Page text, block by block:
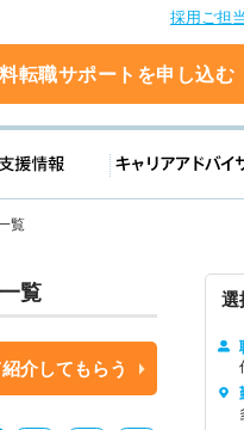
採用ご担
転職サポートを申し込む
転職支援情報
覧
覧
介してもらう
選